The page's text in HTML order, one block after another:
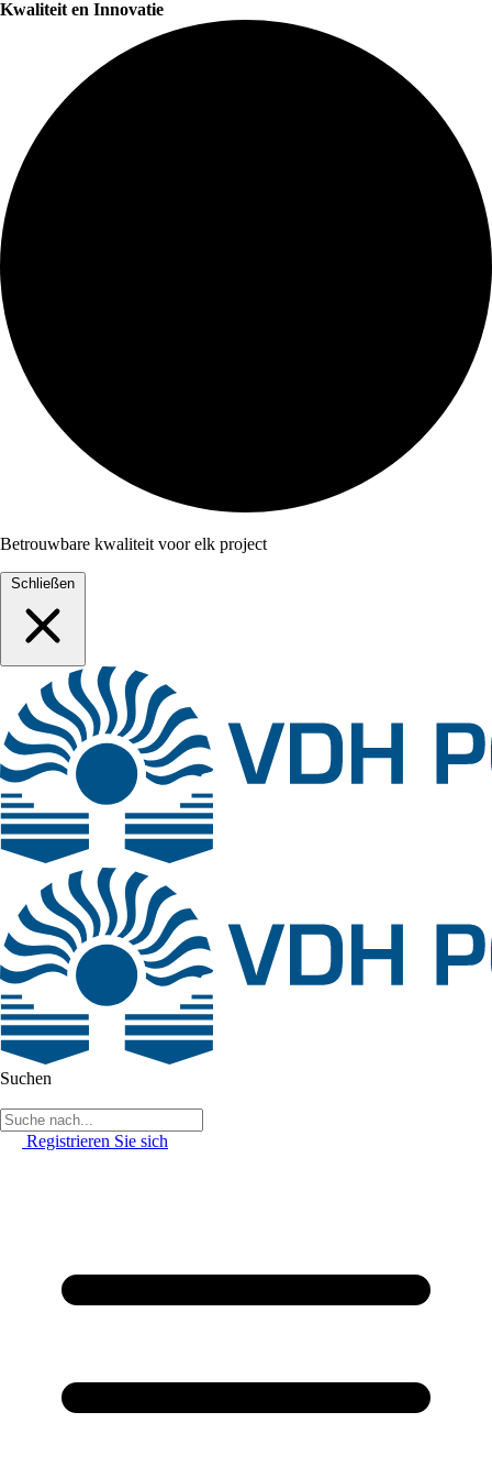
Kwaliteit en Innovatie
Betrouwbare kwaliteit voor elk project
Schließen
Suchen
Registrieren Sie sich